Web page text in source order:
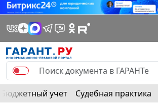
Бюджетный учет Судебная практика